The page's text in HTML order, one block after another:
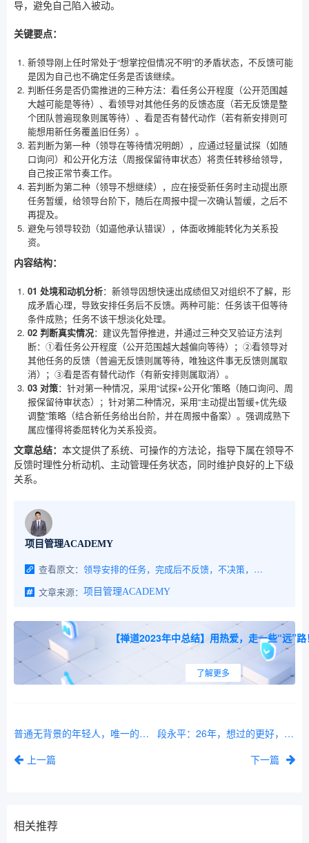
导，避免自己陷入被动。
关键要点：
新领导刚上任时常处于“想掌控但情况不明”的矛盾状态，不反馈可能
是因为自己也不确定任务是否该继续。
判断任务是否仍需推进的三种方法：看任务公开程度（公开范围越
大越可能是等待）、看领导对其他任务的反馈态度（若无反馈是整
个团队普遍现象则属等待）、看是否有替代动作（若有新安排则可
能想用新任务覆盖旧任务）。
若判断为第一种（领导在等待情况明朗），应通过轻量试探（如随
口询问）和公开化方法（周报保留待审状态）将责任转移给领导，
自己按正常节奏工作。
若判断为第二种（领导不想继续），应在接受新任务时主动提出原
任务暂缓，给领导台阶下，随后在周报中提一次确认暂缓，之后不
再提及。
避免与领导较劲（如逼他承认错误），体面收摊能转化为关系投
资。
内容结构：
01 处境和动机分析：新领导因想快速出成绩但又对组织不了解，形
成矛盾心理，导致安排任务后不反馈。两种可能：任务该干但等待
条件成熟；任务不该干想淡化处理。
02 判断真实情况：建议先暂停推进，并通过三种交叉验证方法判
断：①看任务公开程度（公开范围越大越偏向等待）；②看领导对
其他任务的反馈（普遍无反馈则属等待，唯独这件事无反馈则属取
消）；③看是否有替代动作（有新安排则属取消）。
03 对策：针对第一种情况，采用“试探+公开化”策略（随口询问、周
报保留待审状态）；针对第二种情况，采用“主动提出暂缓+优先级
调整”策略（结合新任务给出台阶，并在周报中备案）。强调成熟下
属应懂得将委屈转化为关系投资。
文章总结： 本文提供了系统、可操作的方法论，指导下属在领导不
反馈时理性分析动机、主动管理任务状态，同时维护良好的上下级
关系。
项目管理ACADEMY
查看原文：
领导安排的任务，完成后不反馈，不决策，一直拖。怎么办？千万不要追着问
文章来源： 项目管理ACADEMY
【禅道2023年中总结】用热爱，走一些“远”路
了解更多
普通无背景的年轻人，唯一的出路是“我不入你的局”
上一篇
段永平：26年，想过的更好，只需修炼这一种能力
下一篇
相关推荐